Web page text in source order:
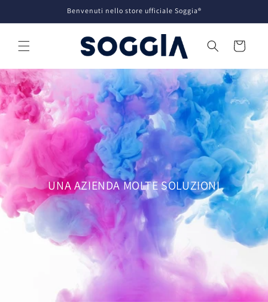
ai contenuti
Benvenuti nello store ufficiale Soggia®
Carrello
UNA AZIENDA MOLTE SOLUZIONI